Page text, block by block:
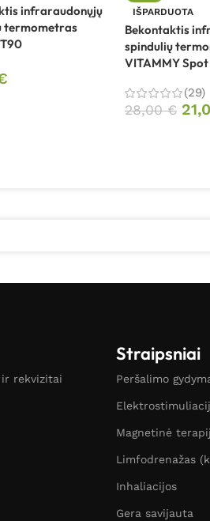
infraraudonųjų
termometras
IŠPARDUOTA
Bekontaktis
spindulių
VITAMMY Spot
(29)
28,00€
ir rekvizitai
Straipsniai
Peršalimo
Magnetinė
Limfodrenažas
Inhaliacijos
Gera savijauta